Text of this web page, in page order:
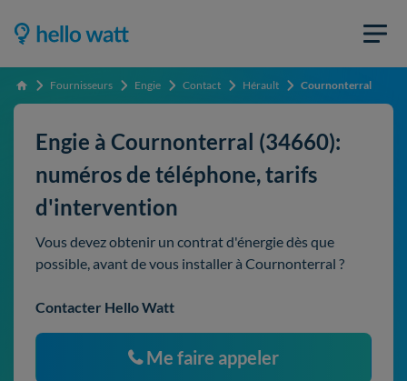
Accueil Fournisseurs Engie Contact Hérault Cournonterral
Engie à Cournonterral (34660):
numéros de téléphone, tarifs
d'intervention
Vous devez obtenir un contrat d'énergie dès que
possible, avant de vous installer à Cournonterral ?
Contacter Hello Watt
Me faire appeler